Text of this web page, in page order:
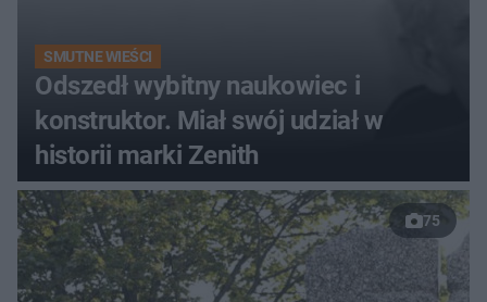
SMUTNE WIEŚCI
Odszedł wybitny naukowiec i
konstruktor. Miał swój udział w
historii marki Zenith
75